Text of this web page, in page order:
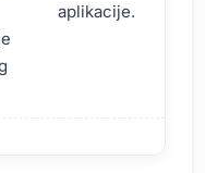
aplikacije.